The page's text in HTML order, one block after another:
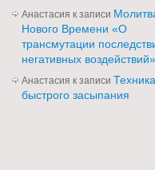
Анастасия к записи
Нового Времени «О
трансмутации
негативных воздействий»
Анастасия к записи Техника
быстрого засыпания